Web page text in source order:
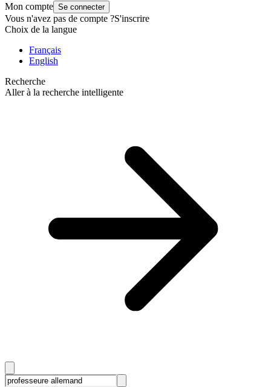
Mon compte Se connecter
Vous n'avez pas de compte ?S'inscrire
Choix de la langue
Français
English
Recherche
Aller à la recherche intelligente